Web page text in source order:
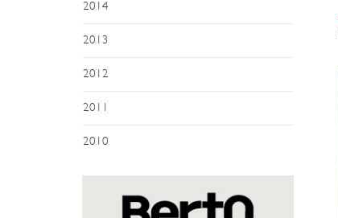
2014
2013
2012
2011
2010